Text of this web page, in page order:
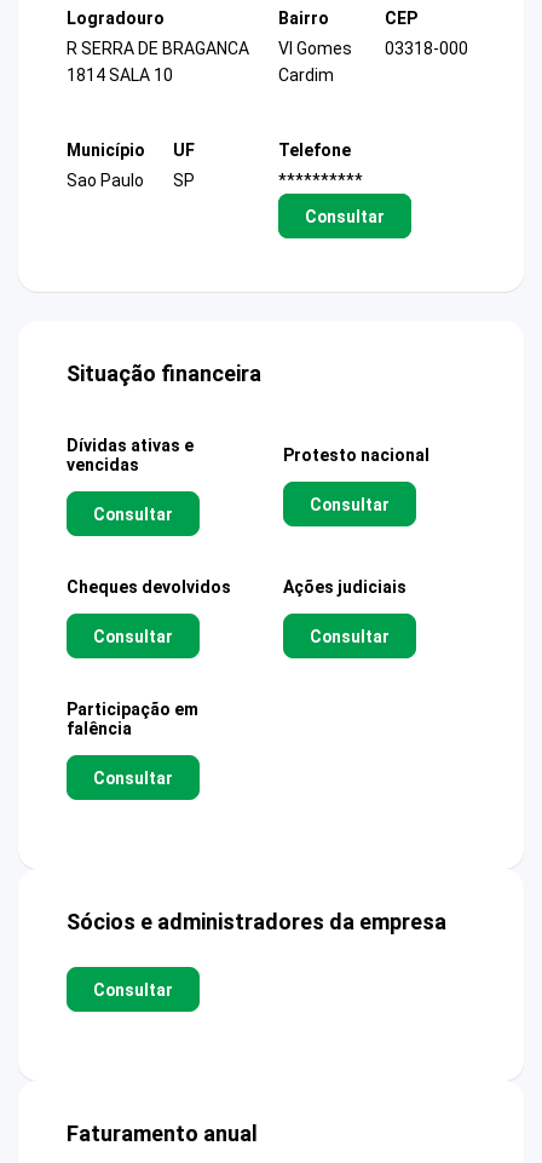
Logradouro
R SERRA DE BRAGANCA
1814 SALA 10
Bairro
Vl Gomes
Cardim
CEP
03318-000
Município
Sao Paulo
UF
SP
Telefone
**********
Consultar
Situação financeira
Dívidas ativas e
vencidas
Consultar
Protesto nacional
Consultar
Cheques devolvidos
Consultar
Ações judiciais
Consultar
Participação em
falência
Consultar
Sócios e administradores da empresa
Consultar
Faturamento anual